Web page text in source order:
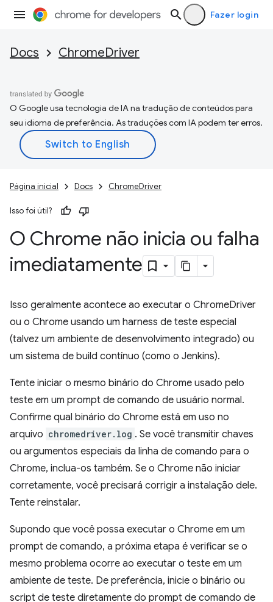
Fazer login
Docs ChromeDriver
O Google usa tecnologia de IA na tradução de conteúdos para
seu idioma de preferência. As traduções com IA podem ter erros.
Página inicial Docs ChromeDriver
Isso foi útil?
O Chrome não inicia ou falha
imediatamente
Isso geralmente acontece ao executar o ChromeDriver
ou o Chrome usando um harness de teste especial
(talvez um ambiente de desenvolvimento integrado) ou
um sistema de build contínuo (como o Jenkins).
Tente iniciar o mesmo binário do Chrome usado pelo
teste em um prompt de comando de usuário normal.
Confirme qual binário do Chrome está em uso no
arquivo chromedriver.log . Se você transmitir chaves
ou argumentos especiais da linha de comando para o
Chrome, inclua-os também. Se o Chrome não iniciar
corretamente, você precisará corrigir a instalação dele.
Tente reinstalar.
Supondo que você possa executar o Chrome em um
prompt de comando, a próxima etapa é verificar se o
mesmo problema ocorre ao executar o teste em um
ambiente de teste. De preferência, inicie o binário ou
script de teste diretamente do prompt de comando de